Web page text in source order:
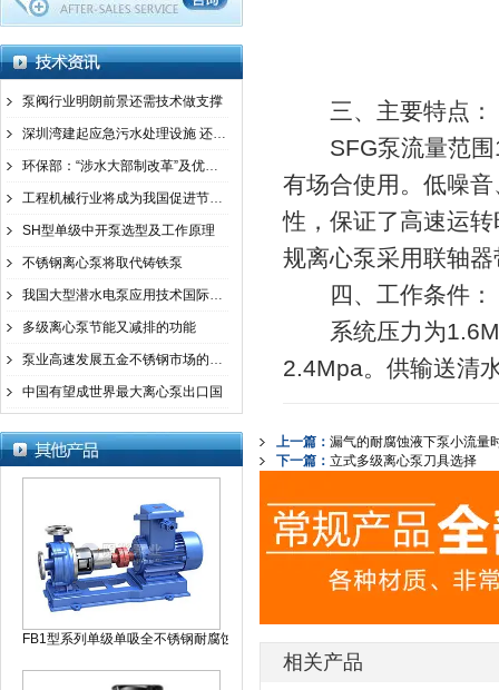
泵阀行业明朗前景还需技术做支撑
深圳湾建起应急污水处理设施 还一个美丽的深圳湾
环保部：“涉水大部制改革”及优先行动方案已明确
工程机械行业将成为我国促进节能减排的重要板块
SH型单级中开泵选型及工作原理
不锈钢离心泵将取代铸铁泵
我国大型潜水电泵应用技术国际领先
多级离心泵节能又减排的功能
泵业高速发展五金不锈钢市场的机遇与挑战
中国有望成世界最大离心泵出口国
FB1型系列单级单吸全不锈钢耐腐蚀化工泵
三、主要特点：
SFG泵流量范围
有场合使用。低噪
性，保证了高速运
规离心泵采用联轴
四、工作条件：
系统压力为
2.4Mpa。供输送清
上一篇： 漏气的耐腐蚀液下泵小流量
下一篇： 立式多级离心泵刀具选择
相关产品